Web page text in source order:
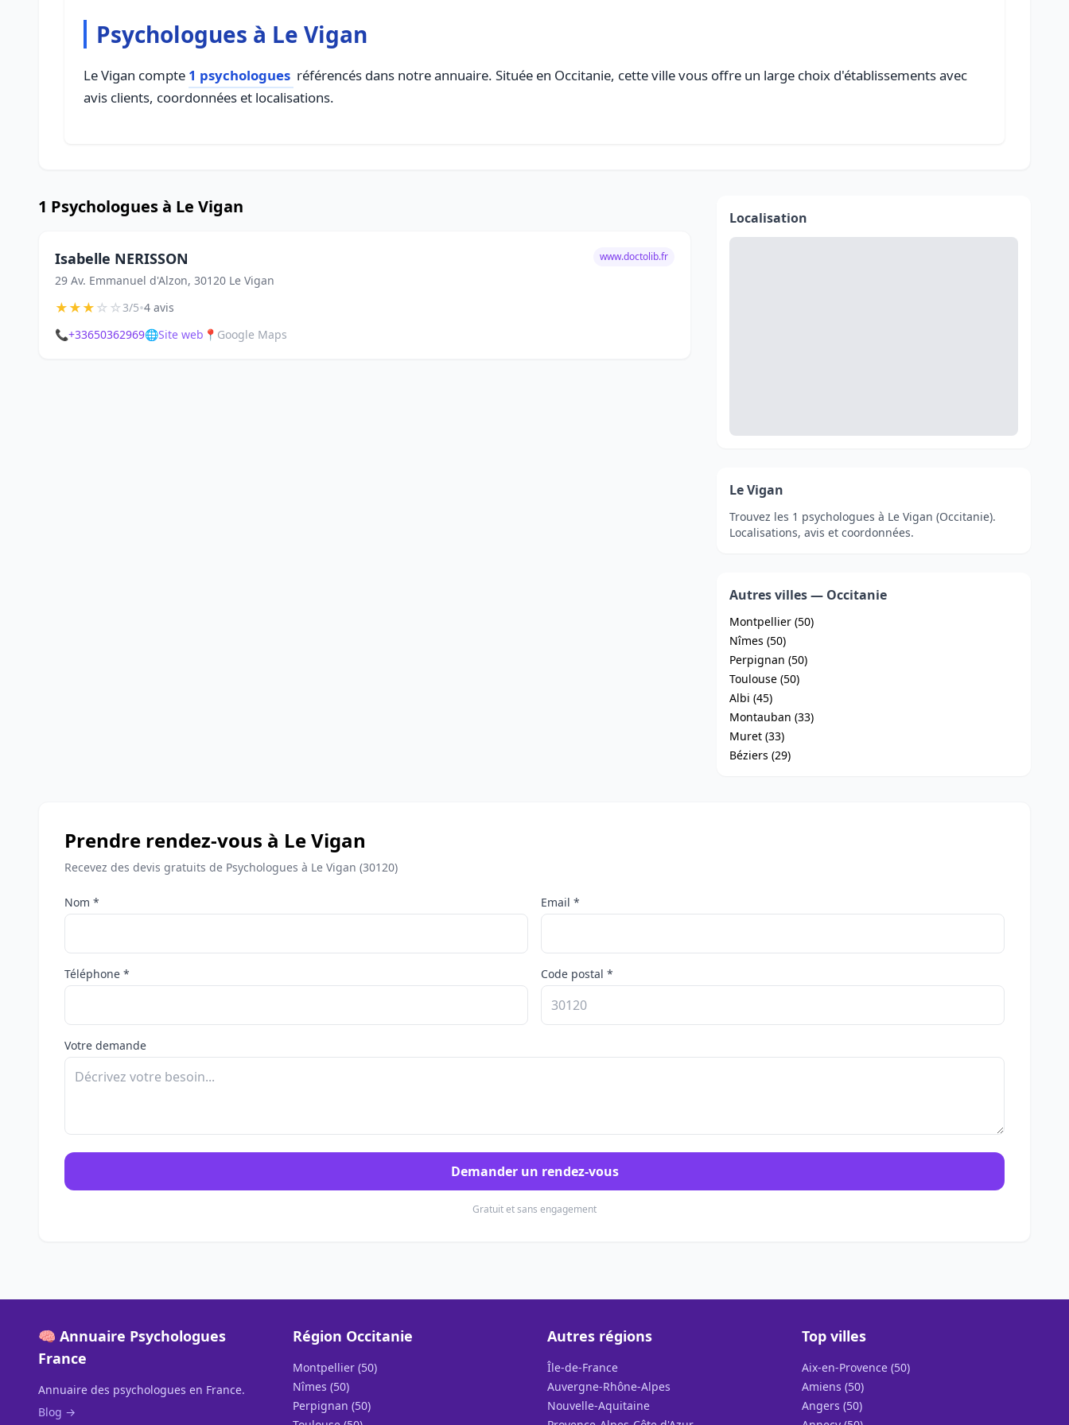
Psychologues à Le Vigan
Le Vigan compte 1 psychologues référencés dans notre annuaire. Située en Occitanie, cette ville vous offre un large choix d'établissements avec
avis clients, coordonnées et localisations.
1 Psychologues à Le Vigan
Isabelle NERISSON
29 Av. Emmanuel d'Alzon, 30120 Le Vigan
www.doctolib.fr
★★★☆☆3/5•4 avis
📞+33650362969🌐Site web 📍 Google Maps
Localisation
Le Vigan
Trouvez les 1 psychologues à Le Vigan (Occitanie).
Localisations, avis et coordonnées.
Autres villes — Occitanie
Montpellier (50)
Nîmes (50)
Perpignan (50)
Toulouse (50)
Albi (45)
Montauban (33)
Muret (33)
Béziers (29)
Prendre rendez-vous à Le Vigan
Recevez des devis gratuits de Psychologues à Le Vigan (30120)
Nom * Email *
Téléphone * Code postal *
Votre demande
Demander un rendez-vous
Gratuit et sans engagement
🧠 Annuaire Psychologues
France
Annuaire des psychologues en France.
Blog →
Région Occitanie
Montpellier (50)
Nîmes (50)
Perpignan (50)
Autres régions
Île-de-France
Auvergne-Rhône-Alpes
Nouvelle-Aquitaine
Top villes
Aix-en-Provence (50)
Amiens (50)
Angers (50)